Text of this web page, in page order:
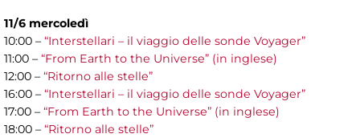
11/6 mercoledì
10:00 – “Interstellari – il viaggio delle sonde Voyager”
11:00 – “From Earth to the Universe” (in inglese)
12:00 – “Ritorno alle stelle”
16:00 – “Interstellari – il viaggio delle sonde Voyager”
17:00 – “From Earth to the Universe” (in inglese)
18:00 – “Ritorno alle stelle”